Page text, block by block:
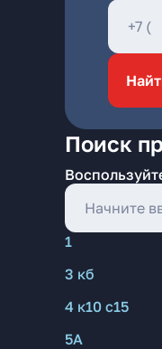
Поиск
1
3 кб
4 к10 с15
5А